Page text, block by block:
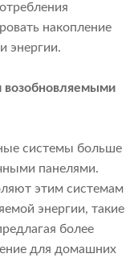
накопление
энергии.
возобновляемыми
системы больше
панелями.
этим системам
энергии, такие
более
для домашних